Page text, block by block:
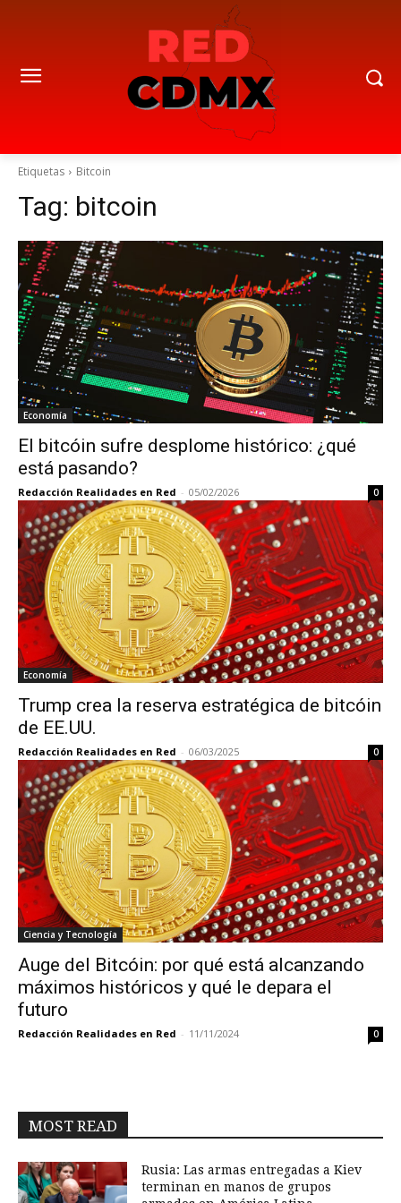
Etiquetas Bitcoin
Tag: bitcoin
Economía
El bitcóin sufre desplome histórico: ¿qué
está pasando?
Redacción Realidades en Red - 05/02/2026 0
Economía
Trump crea la reserva estratégica de bitcóin
de EE.UU.
Redacción Realidades en Red - 06/03/2025 0
Ciencia y Tecnología
Auge del Bitcóin: por qué está alcanzando
máximos históricos y qué le depara el
futuro
Redacción Realidades en Red - 11/11/2024 0
MOST READ
Rusia: Las armas entregadas a Kiev
terminan en manos de grupos